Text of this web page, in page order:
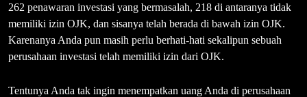
262 penawaran investasi yang bermasalah, 218 di antaranya tidak
memiliki izin OJK, dan sisanya telah berada di bawah izin OJK.
Karenanya Anda pun masih perlu berhati-hati sekalipun sebuah
perusahaan investasi telah memiliki izin dari OJK.
Tentunya Anda tak ingin menempatkan uang Anda di perusahaan